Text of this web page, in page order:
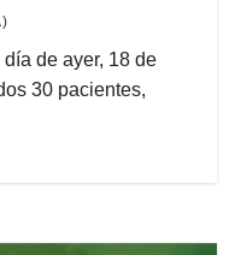
de ayer, 18 de
30 pacientes,